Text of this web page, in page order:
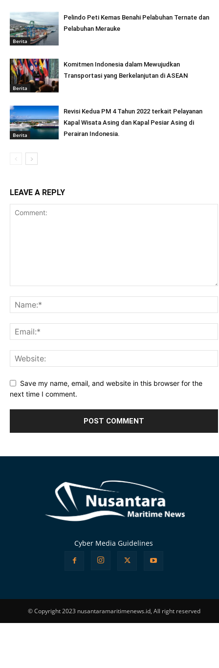
Berita
Pelindo Peti Kemas Benahi Pelabuhan Ternate dan
Pelabuhan Merauke
Berita
Komitmen Indonesia dalam Mewujudkan
Transportasi yang Berkelanjutan di ASEAN
Berita
Revisi Kedua PM 4 Tahun 2022 terkait Pelayanan
Kapal Wisata Asing dan Kapal Pesiar Asing di
Perairan Indonesia.
LEAVE A REPLY
Save my name, email, and website in this browser for the
next time I comment.
Cyber Media Guidelines
© Copyright 2023 nusantaramaritimenews.id, All right reserved